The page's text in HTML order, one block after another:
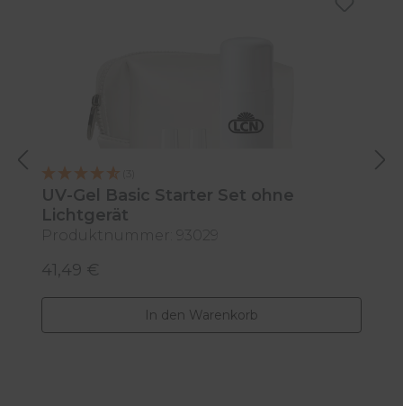
UV-Gel Basic Starter Set ohne
Lichtgerät
Produktnummer: 93029
Regulärer Preis:
41,49 €
In den Warenkorb